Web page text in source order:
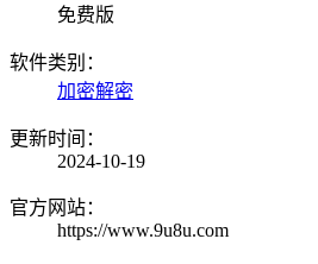
免费版
软件类别：
加密解密
更新时间：
2024-10-19
官方网站：
https://www.9u8u.com